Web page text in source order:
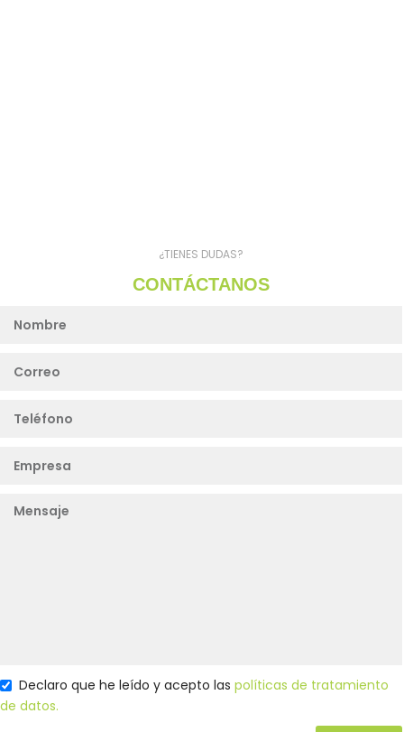
¿TIENES DUDAS?
CONTÁCTANOS
Declaro que he leído y acepto las políticas de tratamiento
de datos.